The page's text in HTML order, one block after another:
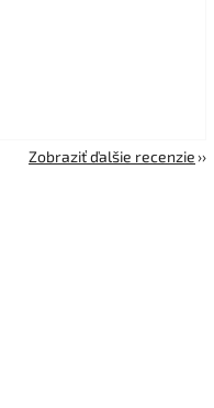
Zobraziť ďalšie recenzie